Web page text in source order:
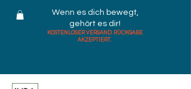
Wenn es dich bewegt,
gehört es dir!
KOSTENLOSER VERSAND. RÜCKGABE
AKZEPTIERT.